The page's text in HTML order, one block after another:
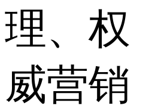
理、权
威营销